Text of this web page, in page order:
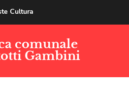
Cultura
comunale
Gambini